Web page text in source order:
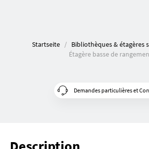
Startseite
Bibliothèques & étagères
Étagère basse de
Demandes particulières et